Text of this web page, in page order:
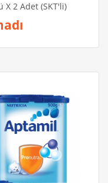
X 2 Adet (SKT'li)